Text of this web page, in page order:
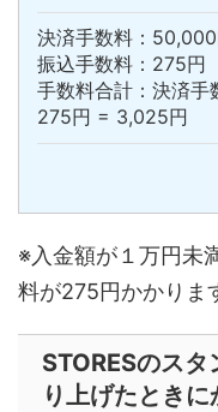
決済手数料：
振込手数料：275円
手数料合計：決済
275円 = 3,025円
※入金額が１万円未
料が275円かかりま
STORESのス
り上げたとき